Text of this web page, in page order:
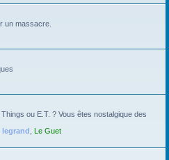
un massacre.
ou E.T. ? Vous êtes nostalgique des
legrand
Le Guet